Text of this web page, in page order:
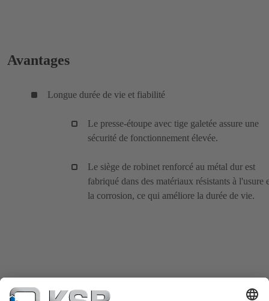
Avantages
Longue durée de vie et fiabilité
Le presse-étoupe avec tige galetée assure une
sécurité de fonctionnement élevée.
Le siège de robinet renforcé au métal dur est
fabriqué dans des matériaux résistants à l'usure
la corrosion, ce qui améliore la durée de vie.